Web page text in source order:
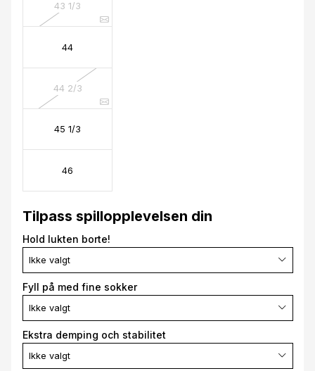
43 1/3
44
44 2/3
45 1/3
46
Tilpass spillopplevelsen din
Hold lukten borte!
Ikke valgt
Fyll på med fine sokker
Ikke valgt
Ekstra demping och stabilitet
Ikke valgt